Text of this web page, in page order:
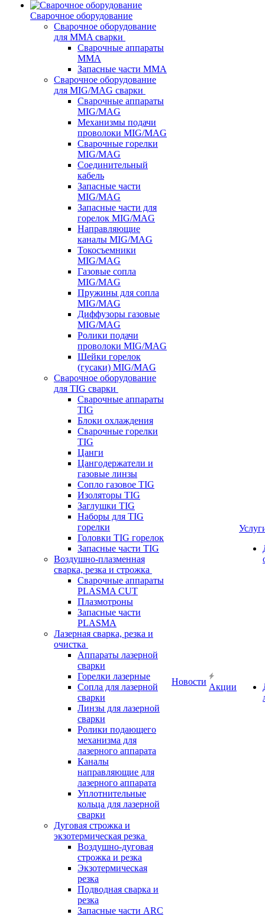
Сварочное оборудование
Сварочное оборудование
для MMA сварки
Сварочные аппараты
MMA
Запасные части MMA
Сварочное оборудование
для MIG/MAG сварки
Сварочные аппараты
MIG/MAG
Механизмы подачи
проволоки MIG/MAG
Сварочные горелки
MIG/MAG
Соединительный
кабель
Запасные части
MIG/MAG
Запасные части для
горелок MIG/MAG
Направляющие
каналы MIG/MAG
Токосъемники
MIG/MAG
Газовые сопла
MIG/MAG
Пружины для сопла
MIG/MAG
Диффузоры газовые
MIG/MAG
Ролики подачи
проволоки MIG/MAG
Шейки горелок
(гусаки) MIG/MAG
Сварочное оборудование
для TIG сварки
Сварочные аппараты
TIG
Блоки охлаждения
Сварочные горелки
TIG
Цанги
Цангодержатели и
газовые линзы
Сопло газовое TIG
Изоляторы TIG
Заглушки TIG
Наборы для TIG
горелки
Головки TIG горелок
Запасные части TIG
Воздушно-плазменная
сварка, резка и строжка
Сварочные аппараты
PLASMA CUT
Плазмотроны
Запасные части
PLASMA
Лазерная сварка, резка и
очистка
Аппараты лазерной
сварки
Горелки лазерные
Сопла для лазерной
сварки
Линзы для лазерной
сварки
Ролики подающего
механизма для
лазерного аппарата
Каналы
направляющие для
лазерного аппарата
Уплотнительные
кольца для лазерной
сварки
Дуговая строжка и
экзотермическая резка
Воздушно-дуговая
строжка и резка
Экзотермическая
резка
Подводная сварка и
резка
Запасные части ARC
Новости
Акции